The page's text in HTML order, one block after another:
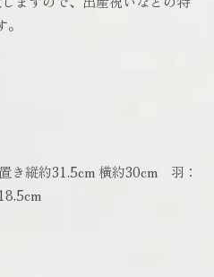
き縦約31.5cm 横約30cm 羽：